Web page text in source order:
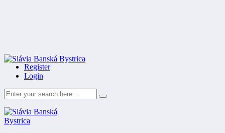
Register
Login